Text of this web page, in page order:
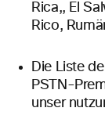
Rica,, El
Rico,
Die Liste
PSTN-
unser